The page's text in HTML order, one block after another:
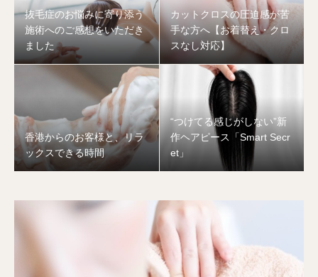
抜毛症のお悩みに寄り添う
施術へのご感想をいただき
ました
カットクロスの圧迫感が苦
手な方へ【お着替え・クロ
スなし対応】
香港からのお客様と、リラ
ックスできる時間
“つけてる感じがしない”新
作ヘアピース「Smart Secr
et」